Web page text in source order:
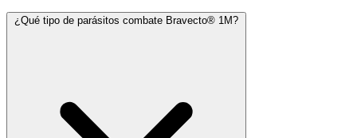
¿Qué tipo de parásitos combate Bravecto® 1M?